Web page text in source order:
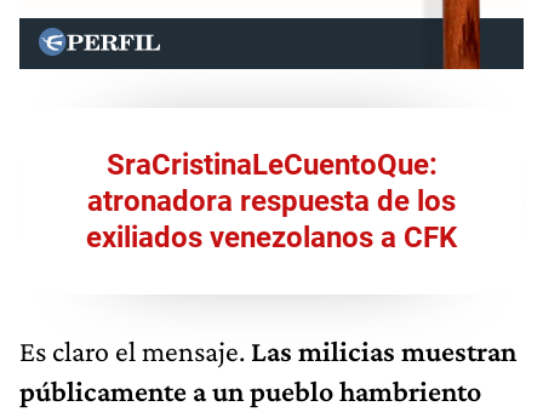
SraCristinaLeCuentoQue:
atronadora respuesta de los
exiliados venezolanos a CFK
Es claro el mensaje. Las milicias muestran
públicamente a un pueblo hambriento